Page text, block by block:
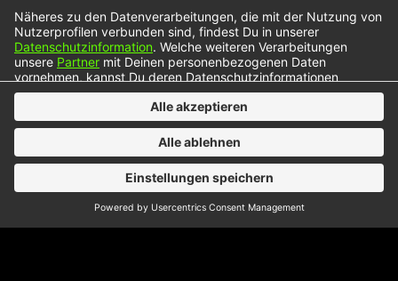
kennengelernt. Nick Howard stand schon mit
Robbie Williams und Emeli Sandé auf einer Bühne
Einige könnten seine Musik bereits in
verschiedenen TV-Werbespots und Serien wie zum
Beispiel „Keeping Up With…